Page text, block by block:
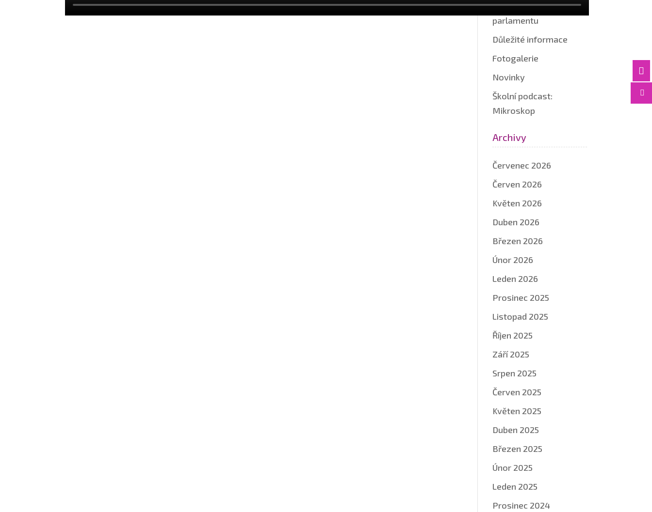


Činnost žákovského
parlamentu
Důležité informace
Fotogalerie
Novinky
Školní podcast:
Mikroskop
Archivy
Červenec 2026
Červen 2026
Květen 2026
Duben 2026
Březen 2026
Únor 2026
Leden 2026
Prosinec 2025
Listopad 2025
Říjen 2025
Září 2025
Srpen 2025
Červen 2025
Květen 2025
Duben 2025
Březen 2025
Únor 2025
Leden 2025
Prosinec 2024